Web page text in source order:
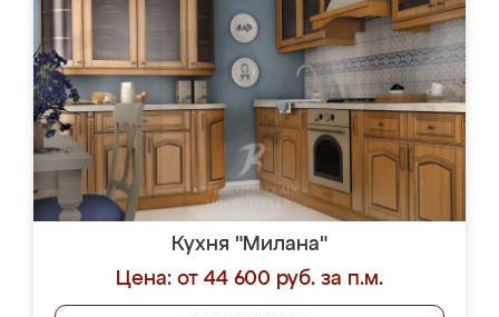
Кухня "Милана"
Цена: от 44 600 руб. за п.м.